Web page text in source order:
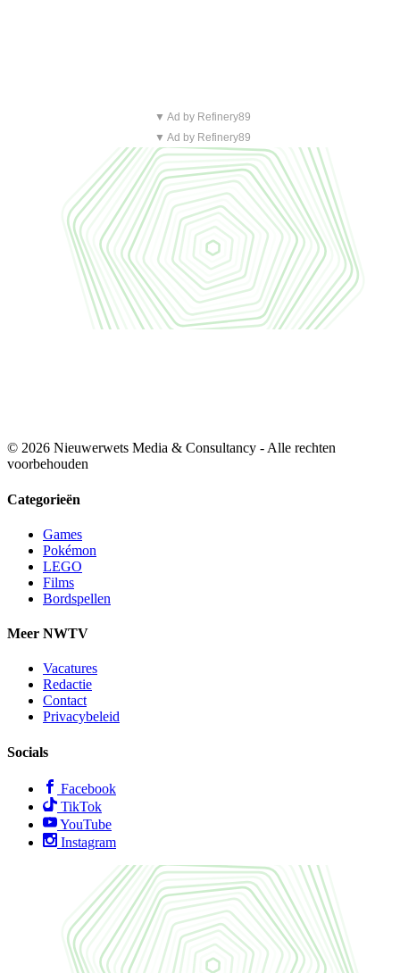
▼ Ad by Refinery89
▼ Ad by Refinery89
© 2026 Nieuwerwets Media & Consultancy - Alle rechten
voorbehouden
Categorieën
Games
Pokémon
LEGO
Films
Bordspellen
Meer NWTV
Vacatures
Redactie
Contact
Privacybeleid
Socials
Facebook
TikTok
YouTube
Instagram